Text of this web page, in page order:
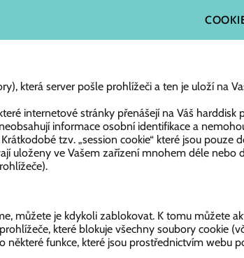
která server pošle prohlížeči a ten je uloží na
internetové stránky přenášejí na Váš
informace osobní identifikace a
tzv. „session cookie“ které jsou
uloženy ve Vašem zařízení mnohem déle
můžete je kdykoli zablokovat. K tomu můžete
které blokuje všechny soubory
funkce, které jsou prostřednictvím webu